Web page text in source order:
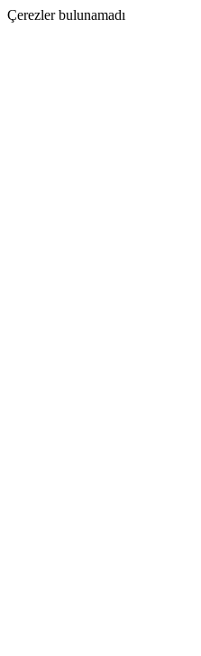
Çerezler bulunamadı